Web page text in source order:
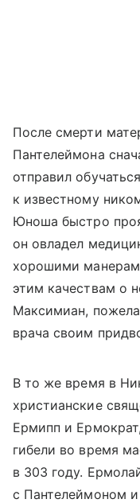
После смерти
Пантелеймона
отправил
к известному
Юноша быстро
он овладел
хорошими
этим качествам о
Максимиан,
врача своим
В то же время в
христианские
Ермипп и
гибели во время
в 303 году.
с Пантелеймоном и